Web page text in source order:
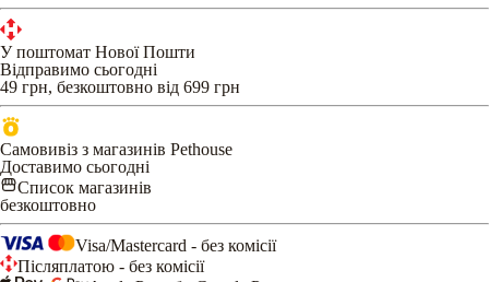
У поштомат Нової Пошти
Відправимо сьогодні
49 грн, безкоштовно від 699 грн
Самовивіз з магазинів Pethouse
Доставимо сьогодні
Список магазинів
безкоштовно
Visa/Mastercard - без комісії
Післяплатою - без комісії